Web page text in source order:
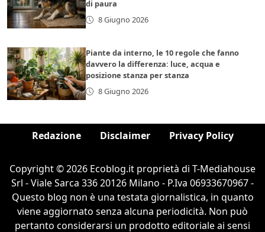
di paura
8 Giugno 2026
Piante da interno, le 10 regole che fanno
davvero la differenza: luce, acqua e
posizione stanza per stanza
8 Giugno 2026
Redazione Disclaimer Privacy Policy
Copyright © 2026 Ecoblog.it proprietà di T-Mediahouse
Srl - Viale Sarca 336 20126 Milano - P.Iva 06933670967 -
Questo blog non è una testata giornalistica, in quanto
viene aggiornato senza alcuna periodicità. Non può
pertanto considerarsi un prodotto editoriale ai sensi